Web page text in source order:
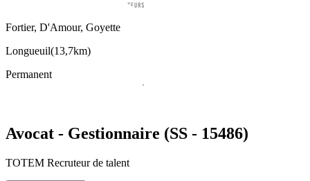
Fortier, D'Amour, Goyette
Longueuil(13,7km)
Permanent
Avocat - Gestionnaire (SS - 15486)
TOTEM Recruteur de talent